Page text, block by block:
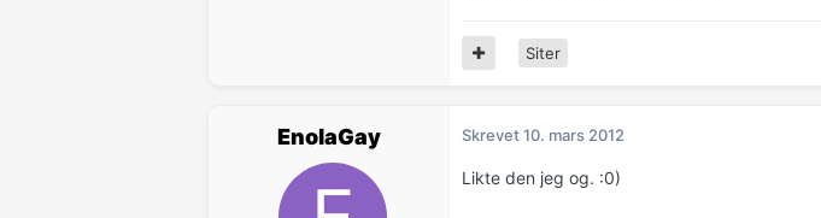
Siter
EnolaGay Skrevet10. mars 2012
Likte den jeg og. :0)